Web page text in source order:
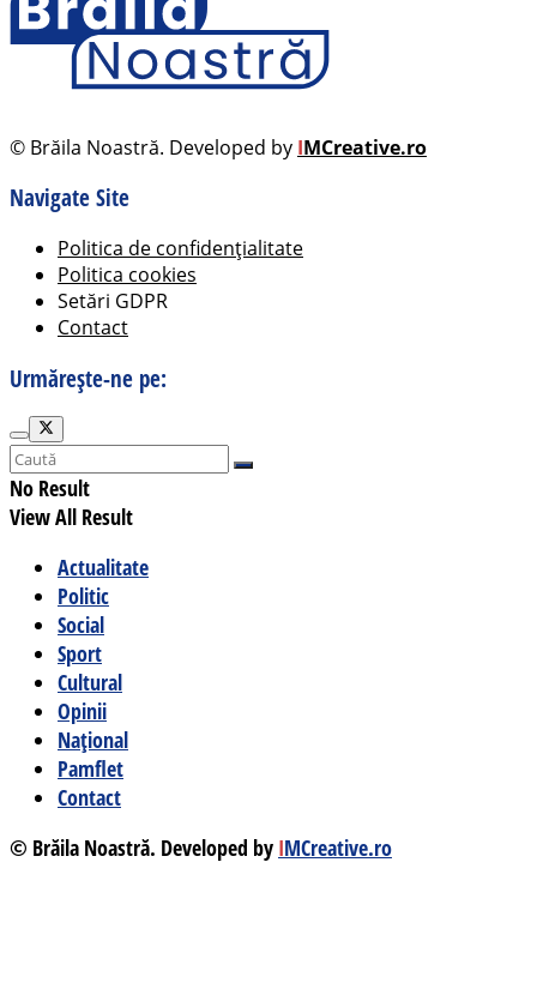
© Brăila Noastră. Developed by IMCreative.ro
Navigate Site
Politica de confidențialitate
Politica cookies
Setări GDPR
Contact
Urmărește-ne pe:
No Result
View All Result
Actualitate
Politic
Social
Sport
Cultural
Opinii
Național
Pamflet
Contact
© Brăila Noastră. Developed by IMCreative.ro